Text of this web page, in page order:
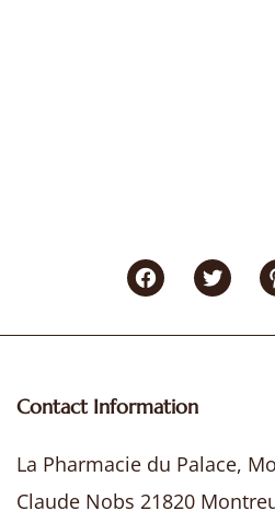
Facebook
Contact Information
La Pharmacie du Palace,
Claude Nobs 21820